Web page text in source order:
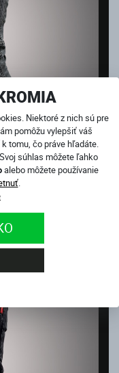
Niektoré z nich sú pre
pomôžu vylepšiť váš
tomu, čo práve hľadáte.
súhlas môžete ľahko
alebo môžete používanie
.